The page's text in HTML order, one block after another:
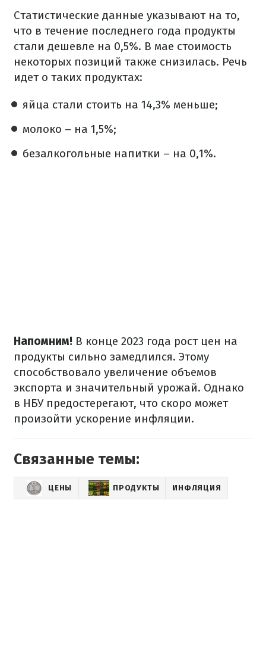
Статистические данные указывают на то,
что в течение последнего года продукты
стали дешевле на 0,5%. В мае стоимость
некоторых позиций также снизилась. Речь
идет о таких продуктах:
яйца стали стоить на 14,3% меньше;
молоко – на 1,5%;
безалкогольные напитки – на 0,1%.
Напомним! В конце 2023 года рост цен на
продукты сильно замедлился. Этому
способствовало увеличение объемов
экспорта и значительный урожай. Однако
в НБУ предостерегают, что скоро может
произойти ускорение инфляции.
Связанные темы:
ЦЕНЫ ПРОДУКТЫ ИНФЛЯЦИЯ